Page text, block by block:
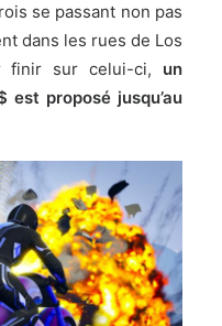
se passant non pas
dans les rues de Los
finir sur celui-ci, un
est proposé jusqu’au